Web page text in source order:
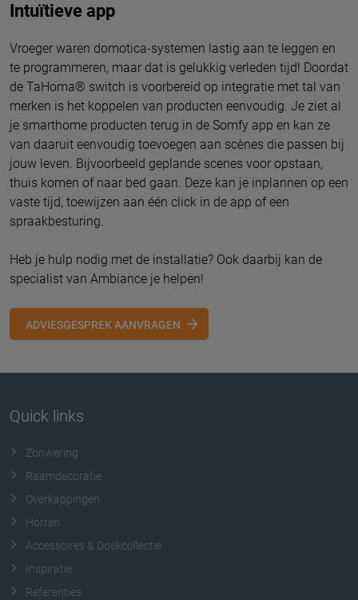
Intuïtieve app
Vroeger waren domotica-systemen lastig aan te leggen en
te programmeren, maar dat is gelukkig verleden tijd! Doordat
de TaHoma® switch is voorbereid op integratie met tal van
merken is het koppelen van producten eenvoudig. Je ziet al
je smarthome producten terug in de Somfy app en kan ze
van daaruit eenvoudig toevoegen aan scènes die passen bij
jouw leven. Bijvoorbeeld geplande scenes voor opstaan,
thuis komen of naar bed gaan. Deze kan je inplannen op een
vaste tijd, toewijzen aan één click in de app of een
spraakbesturing.
Heb je hulp nodig met de installatie? Ook daarbij kan de
specialist van Ambiance je helpen!
ADVIESGESPREK AANVRAGEN
Quick links
Zonwering
Raamdecoratie
Overkappingen
Horren
Accessoires & Doekcollectie
Inspiratie
Referenties